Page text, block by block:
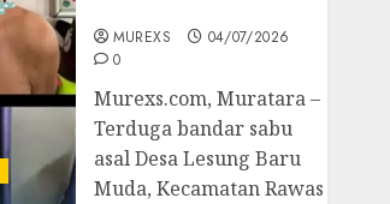
MUREXS
04/07/2026
0
Murexs.com, Muratara –
Terduga bandar sabu
asal Desa Lesung Baru
Muda, Kecamatan Rawas